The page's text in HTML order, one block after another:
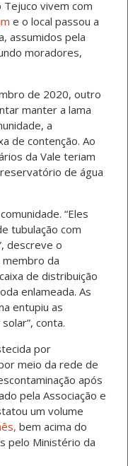
vivem com
e o local passou a
assumidos pela
moradores,
de 2020, outro
manter a lama
a
de contenção. Ao
da Vale teriam
de água
“Eles
tubulação com
descreve o
membro da
de distribuição
enlameada. As
entupiu as
conta.
por
meio da rede de
após
pela Associação e
um volume
bem acima do
pelo Ministério da